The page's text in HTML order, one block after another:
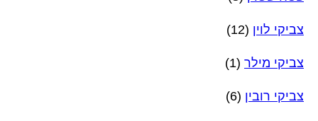
צביקי לוין (12)
צביקי מילר (1)
צביקי רובין (6)